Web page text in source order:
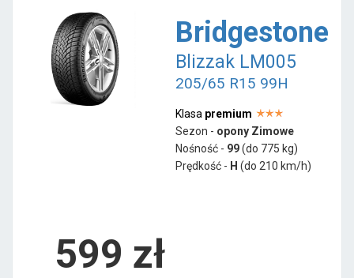
Bridgestone
Blizzak LM005
205/65 R15 99H
Klasa premium
Sezon - opony Zimowe
Nośność - 99(do 775 kg)
Prędkość - H (do 210 km/h)
599 zł